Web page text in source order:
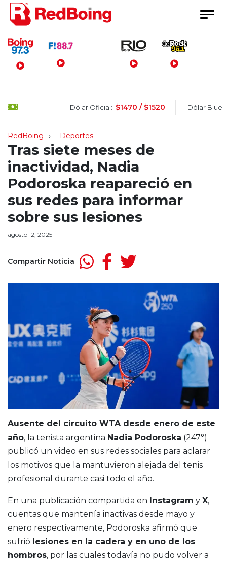
Menú Principal
Dólar Oficial: $1470 / $1520 Dólar Blue:
RedBoing Deportes
Tras siete meses de
inactividad, Nadia
Podoroska reapareció en
sus redes para informar
sobre sus lesiones
agosto 12, 2025
Compartir Noticia
Ausente del circuito WTA desde enero de este
año, la tenista argentina Nadia Podoroska (247°)
publicó un video en sus redes sociales para aclarar
los motivos que la mantuvieron alejada del tenis
profesional durante casi todo el año.
En una publicación compartida en Instagram y X,
cuentas que mantenía inactivas desde mayo y
enero respectivamente, Podoroska afirmó que
sufrió lesiones en la cadera y en uno de los
hombros, por las cuales todavía no pudo volver a